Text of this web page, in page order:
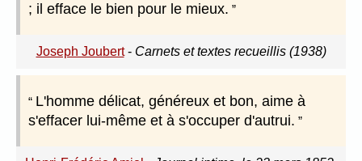
; il efface le bien pour le mieux.
Joseph Joubert- Carnets et textes recueillis (1938)
L'homme délicat, généreux et bon, aime à
s'effacer lui-même et à s'occuper d'autrui.